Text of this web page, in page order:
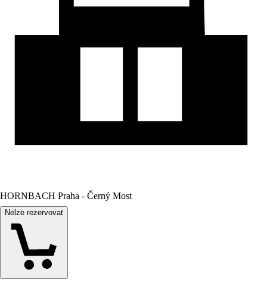
HORNBACH Praha - Černý Most
Nelze rezervovat